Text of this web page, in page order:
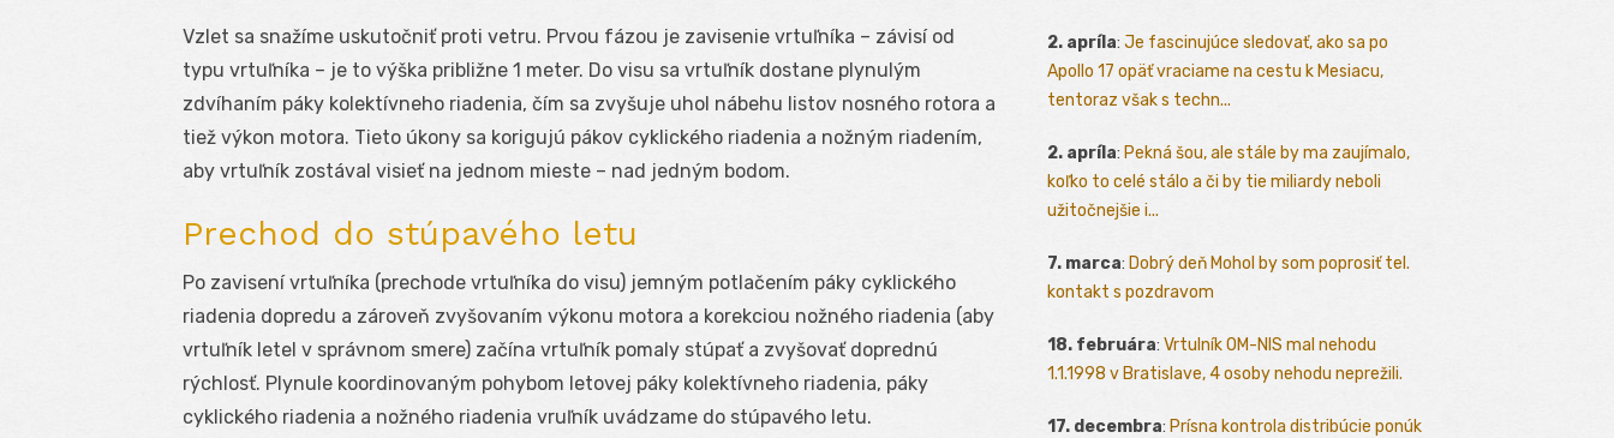
Vzlet sa snažíme uskutočniť proti vetru. Prvou fázou je zavisenie vrtuľníka – závisí od
typu vrtuľníka – je to výška približne 1 meter. Do visu sa vrtuľník dostane plynulým
zdvíhaním páky kolektívneho riadenia, čím sa zvyšuje uhol nábehu listov nosného rotora a
tiež výkon motora. Tieto úkony sa korigujú pákov cyklického riadenia a nožným riadením,
aby vrtuľník zostával visieť na jednom mieste – nad jedným bodom.
Prechod do stúpavého letu
Po zavisení vrtuľníka (prechode vrtuľníka do visu) jemným potlačením páky cyklického
riadenia dopredu a zároveň zvyšovaním výkonu motora a korekciou nožného riadenia (aby
vrtuľník letel v správnom smere) začína vrtuľník pomaly stúpať a zvyšovať doprednú
rýchlosť. Plynule koordinovaným pohybom letovej páky kolektívneho riadenia, páky
cyklického riadenia a nožného riadenia vruľník uvádzame do stúpavého letu.
2. apríla: Je fascinujúce sledovať, ako sa po
Apollo 17 opäť vraciame na cestu k Mesiacu,
tentoraz však s techn...
2. apríla: Pekná šou, ale stále by ma zaujímalo,
koľko to celé stálo a či by tie miliardy neboli
užitočnejšie i...
7. marca: Dobrý deň Mohol by som poprosiť tel.
kontakt s pozdravom
18. februára: Vrtulník OM-NIS mal nehodu
1.1.1998 v Bratislave, 4 osoby nehodu neprežili.
17. decembra: Prísna kontrola distribúcie ponúk